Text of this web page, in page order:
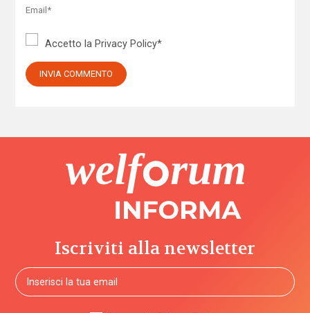
Accetto la Privacy Policy*
Iscriviti alla newsletter